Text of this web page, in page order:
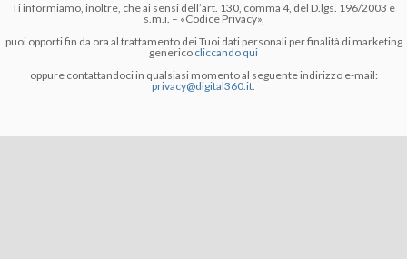
Ti informiamo, inoltre, che ai sensi dell’art. 130, comma 4, del D.lgs. 196/2003 e
s.m.i. – «Codice Privacy»,
puoi opporti fin da ora al trattamento dei Tuoi dati personali per finalità di marketing
generico cliccando qui
oppure contattandoci in qualsiasi momento al seguente indirizzo e-mail:
privacy@digital360.it.